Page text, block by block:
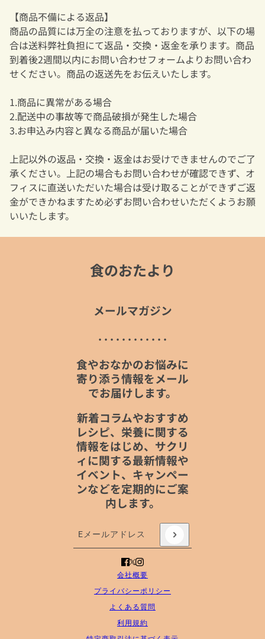
【商品不備による返品】
商品の品質には万全の注意を払っておりますが、以下の場
合は送料弊社負担にて返品・交換・返金を承ります。商品
到着後2週間以内にお問い合わせフォームよりお問い合わ
せください。商品の返送先をお伝えいたします。
1.商品に異常がある場合
2.配送中の事故等で商品破損が発生した場合
3.お申込み内容と異なる商品が届いた場合
上記以外の返品・交換・返金はお受けできませんのでご了
承ください。上記の場合もお問い合わせが確認できず、オ
フィスに直送いただいた場合は受け取ることができずご返
金ができかねますため必ずお問い合わせいただくようお願
いいたします。
食のおたより
メールマガジン
. . . . . . . . . . . .
食やおなかのお悩みに
寄り添う情報をメール
でお届けします。
新着コラムやおすすめ
レシピ、栄養に関する
情報をはじめ、サクリ
ィに関する最新情報や
イベント、キャンペー
ンなどを定期的にご案
内します。
Eメールアドレス
このサイトはhCaptchaによって保護されて
会社概要
プライバシーポリシー
よくある質問
利用規約